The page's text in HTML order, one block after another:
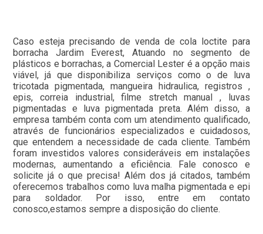
Caso esteja precisando de venda de cola loctite para
borracha Jardim Everest, Atuando no segmento de
plásticos e borrachas, a Comercial Lester é a opção mais
viável, já que disponibiliza serviços como o de luva
tricotada pigmentada, mangueira hidraulica, registros ,
epis, correia industrial, filme stretch manual , luvas
pigmentadas e luva pigmentada preta. Além disso, a
empresa também conta com um atendimento qualificado,
através de funcionários especializados e cuidadosos,
que entendem a necessidade de cada cliente. Também
foram investidos valores consideráveis em instalações
modernas, aumentando a eficiência. Fale conosco e
solicite já o que precisa! Além dos já citados, também
oferecemos trabalhos como luva malha pigmentada e epi
para soldador. Por isso, entre em contato
conosco,estamos sempre a disposição do cliente.